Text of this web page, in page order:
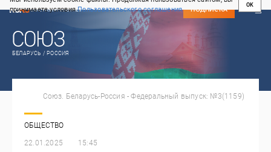
принимаете условияПользовательского соглашения
OK
СВЕЖИЙ НОМЕР
ПОДПИСКА
БЕЛАРУСЬ / РОССИЯ
ОБЩЕСТВО
22.01.2025 15:45
Союз. Беларусь-Россия - Федеральный выпуск: №3(1159)